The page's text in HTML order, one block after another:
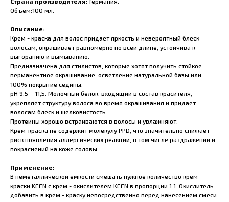
Объём:100 мл.
Описание:
Крем - краска для волос придает яркость и невероятный блеск
волосам, окрашивает равномерно по всей длине, устойчива к
выгоранию и вымыванию.
Предназначена для стилистов, которые хотят получить стойкое
перманентное окрашивание, осветление натуральной базы или
100% покрытие седины.
pH 9,5 – 11,5. Молочный белок, входящий в состав красителя,
укрепляет структуру волоса во время окрашивания и придает
волосам блеск и шелковистость.
Протеины хорошо встраиваются в волосы и увлажняют.
Крем-краска не содержит молекулу PPD, что значительно снижает
риск появления аллергических реакций, в том числе раздражений и
покраснений на коже головы.
Применение:
В неметаллической ёмкости смешать нужное количество крем -
краски KEEN с крем - окислителем KEEN в пропорции 1:1. Окислитель
добавить в крем - краску непосредственно перед нанесением смеси